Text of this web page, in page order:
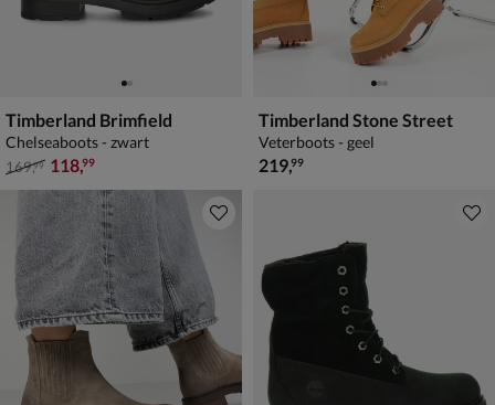
Timberland Brimfield
Chelseaboots - zwart
van € 169,99 voor € 118,99
169,99 118,99
Timberland Stone Street
Veterboots - geel
€ 219,99
219,99